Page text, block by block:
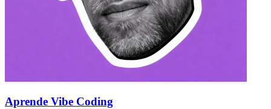
Aprende Vibe Coding